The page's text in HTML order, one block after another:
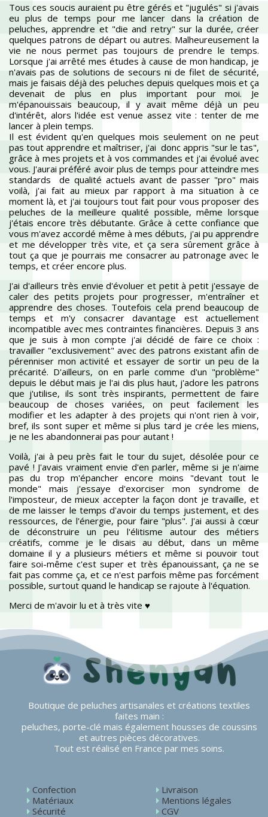
Tous ces soucis auraient pu être gérés et "jugulés" si j'avais
eu plus de temps pour me lancer dans la création de
peluches, apprendre et "die and retry" sur la durée, créer
quelques patrons de départ ou autres. Malheureusement la
vie ne nous permet pas toujours de prendre le temps.
Lorsque j'ai arrêté mes études à cause de mon handicap, je
n'avais pas de solutions de secours ni de filet de sécurité,
mais je faisais déjà des peluches depuis quelques mois et ça
devenait de plus en plus important pour moi. Je
m'épanouissais beaucoup, il y avait même déjà un peu
d'intérêt, alors l'idée est venue assez vite : tenter de me
lancer à plein temps.
Il est évident qu'en quelques mois seulement on ne peut
pas tout apprendre et maîtriser, j'ai donc appris "sur le tas",
grâce à mes projets et à vos commandes et j'ai évolué avec
vous. J'aurai préféré avoir plus de temps pour atteindre mes
standards de qualité actuels avant de passer "pro" mais
voilà, j'ai fait au mieux par rapport à ma situation à ce
moment là, et j'ai toujours tout fait pour vous proposer des
peluches de la meilleure qualité possible, même lorsque
j'étais encore très débutante. Grâce à cette confiance que
vous m'avez accordé même à mes débuts, j'ai pu apprendre
et me développer très vite, et ça sera sûrement grâce à
tout ça que je pourrais me consacrer au patronage avec le
temps, et créer encore plus.
J'ai d'ailleurs très envie d'évoluer et petit à petit j'essaye de
caler des petits projets pour progresser, m'entraîner et
apprendre des choses. Toutefois cela prend beaucoup de
temps et m'y consacrer davantage est actuellement
incompatible avec mes contraintes financières. Depuis 3 ans
que je suis à mon compte j'ai décidé de faire ce choix :
travailler "exclusivement" avec des patrons existant afin de
pérenniser mon activité et essayer de sortir un peu de la
précarité. D'ailleurs, on en parle comme d'un "problème"
depuis le début mais je l'ai dis plus haut, j'adore les patrons
que j'utilise, ils sont très inspirants, permettent de faire
beaucoup de choses variées, on peut facilement les
modifier et les adapter à des projets qui n'ont rien à voir,
bref, ils sont super et même si plus tard je crée les miens,
je ne les abandonnerai pas pour autant !
Voilà, j'ai à peu près fait le tour du sujet, désolée pour ce
pavé ! J'avais vraiment envie d'en parler, même si je n'aime
pas du trop m'épancher encore moins "devant tout le
monde" mais j'essaye d'exorciser mon syndrome de
l'imposteur, de mieux accepter la façon dont je travaille, et
de me laisser le temps d'avoir du temps justement, et des
ressources, de l'énergie, pour faire "plus". J'ai aussi à cœur
de déconstruire un peu l'élitisme autour des métiers
créatifs, comme je le disais au début, dans un même
domaine il y a plusieurs métiers et même si pouvoir tout
faire soi-même c'est super et très épanouissant, ça ne se
fait pas comme ça, et ce n'est parfois même pas forcément
possible, surtout quand le handicap se rajoute à l'équation.
Merci de m'avoir lu et à très vite ♥
Boutique de peluches artisanales et créations textiles
faites main :
peluches, porte-clé mais également housses de coussins
et autres pièces décoratives.
Tout est réalisé en France par mes soins.
Confection
Matériaux
Sécurité
Livraison
Mentions légales
CGV